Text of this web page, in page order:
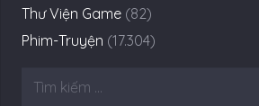
Thư Viện Game (82)
Phim-Truyện (17.304)
Tìm